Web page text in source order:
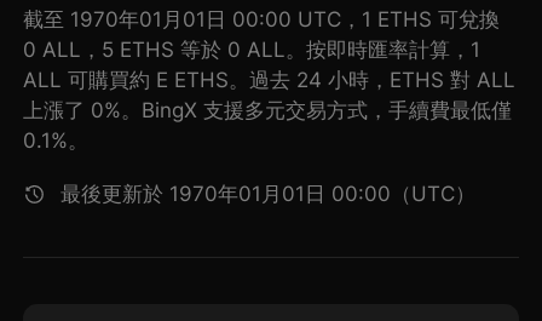
截至 1970年01月01日 00:00 UTC，1 ETHS 可兌換
0 ALL，5 ETHS 等於 0 ALL。按即時匯率計算，1
ALL 可購買約 E ETHS。過去 24 小時，ETHS 對 ALL
上漲了 0%。BingX 支援多元交易方式，手續費最低僅
0.1%。
最後更新於 1970年01月01日 00:00（UTC）